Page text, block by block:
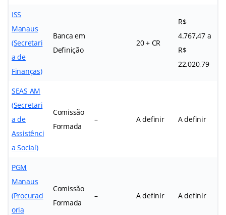
ISS
Manaus
(Secretari
a de
Finanças)
Banca em
Definição
20 + CR
R$
4.767,47 a
R$
22.020,79
SEAS AM
(Secretari
a de
Assistênci
a Social)
Comissão
Formada
– A definir A definir
PGM
Manaus
(Procurad
oria
Comissão
Formada
– A definir A definir